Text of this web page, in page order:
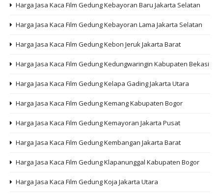
Harga Jasa Kaca Film Gedung Kebayoran Baru Jakarta Selatan
Harga Jasa Kaca Film Gedung Kebayoran Lama Jakarta Selatan
Harga Jasa Kaca Film Gedung Kebon Jeruk Jakarta Barat
Harga Jasa Kaca Film Gedung Kedungwaringin Kabupaten Bekasi
Harga Jasa Kaca Film Gedung Kelapa Gading Jakarta Utara
Harga Jasa Kaca Film Gedung Kemang Kabupaten Bogor
Harga Jasa Kaca Film Gedung Kemayoran Jakarta Pusat
Harga Jasa Kaca Film Gedung Kembangan Jakarta Barat
Harga Jasa Kaca Film Gedung Klapanunggal Kabupaten Bogor
Harga Jasa Kaca Film Gedung Koja Jakarta Utara